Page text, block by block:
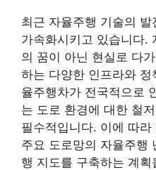
최근 자율주행 기술의
가속화시키고 있습니다.
의 꿈이 아닌 현실로 다
하는 다양한 인프라와
율주행차가 전국적으로
는 도로 환경에 대한 철
필수적입니다. 이에 따
주요 도로망의 자율주행
행 지도를 구축하는 계